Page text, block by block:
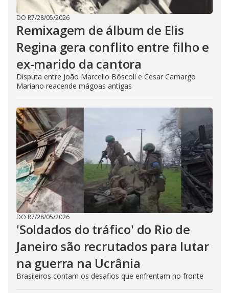
DO R7/28/05/2026
Remixagem de álbum de Elis
Regina gera conflito entre filho e
ex-marido da cantora
Disputa entre João Marcello Bôscoli e Cesar Camargo
Mariano reacende mágoas antigas
DO R7/28/05/2026
'Soldados do tráfico' do Rio de
Janeiro são recrutados para lutar
na guerra na Ucrânia
Brasileiros contam os desafios que enfrentam no fronte